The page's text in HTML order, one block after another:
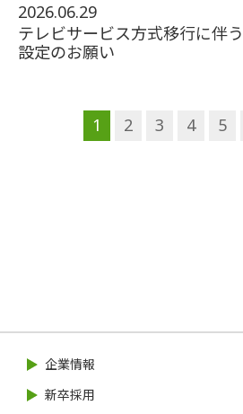
2026.06.29
テレビサービス方式移行に伴
設定のお願い
1 2 3 4 5
企業情報
新卒採用